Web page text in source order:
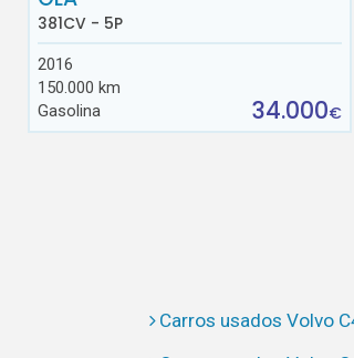
381CV - 5P
2016
150.000 km
Gasolina
34.000€
Carros usados Volvo